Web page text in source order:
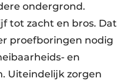
ondergrond.
tot zacht en bros. Dat
proefboringen nodig
en
Uiteindelijk zorgen